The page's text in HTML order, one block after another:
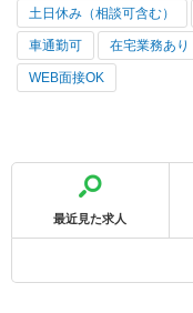
土日休み（相談可含む）
車通勤可 在宅業務あり
WEB面接OK
最近見た求人